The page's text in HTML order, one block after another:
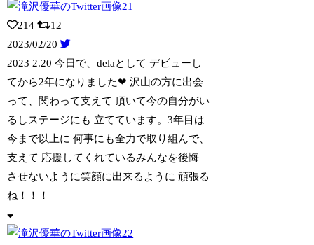
214
12
2023/02/20
2023 2.20 今日で、delaとして デビューし
てから2年になりました❤︎ 沢山の方に出会
って、関わって支えて 頂いて今の自分がい
るしステージにも 立てています。3年目は
今まで以上に 何事にも全力で取り組んで、
支えて 応援してくれているみんなを後悔
させないように笑顔に出来るように 頑張る
ね！！！